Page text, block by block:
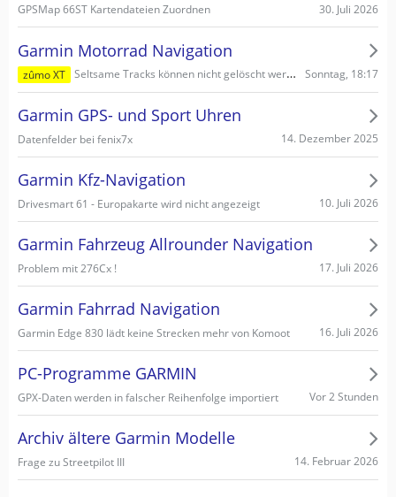
GPSMap 66ST Kartendateien Zuordnen 30. Juli 2026
Garmin Motorrad Navigation
zûmo XT Seltsame Tracks können nicht gelöscht werden Sonntag, 18:17
Garmin GPS- und Sport Uhren
Datenfelder bei fenix7x 14. Dezember 2025
Garmin Kfz-Navigation
Drivesmart 61 - Europakarte wird nicht angezeigt 10. Juli 2026
Garmin Fahrzeug Allrounder Navigation
Problem mit 276Cx ! 17. Juli 2026
Garmin Fahrrad Navigation
Garmin Edge 830 lädt keine Strecken mehr von Komoot 16. Juli 2026
PC-Programme GARMIN
GPX-Daten werden in falscher Reihenfolge importiert Vor 2 Stunden
Archiv ältere Garmin Modelle
Frage zu Streetpilot III 14. Februar 2026